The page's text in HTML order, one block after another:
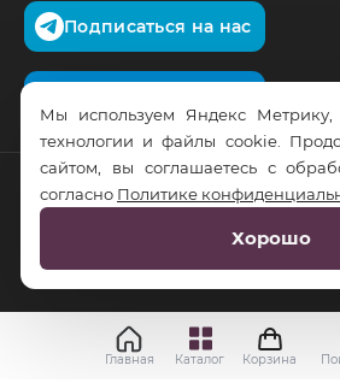
Подписаться на нас
© RusTrus. 2011-2026. Все права
RS Digital
Главная Каталог Корзина
Мы используем Яндекс Метрику,
технологии и файлы cookie.
сайтом, вы соглашаетесь с
согласно Политике
Хорошо